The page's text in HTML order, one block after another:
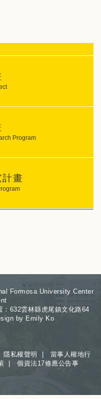
Program
畫
Formosa University Center
632雲林縣虎尾鎮文化路64
by Emily Ko
隱私權聲明 | 當事人權地行
|個資法17條應公告事